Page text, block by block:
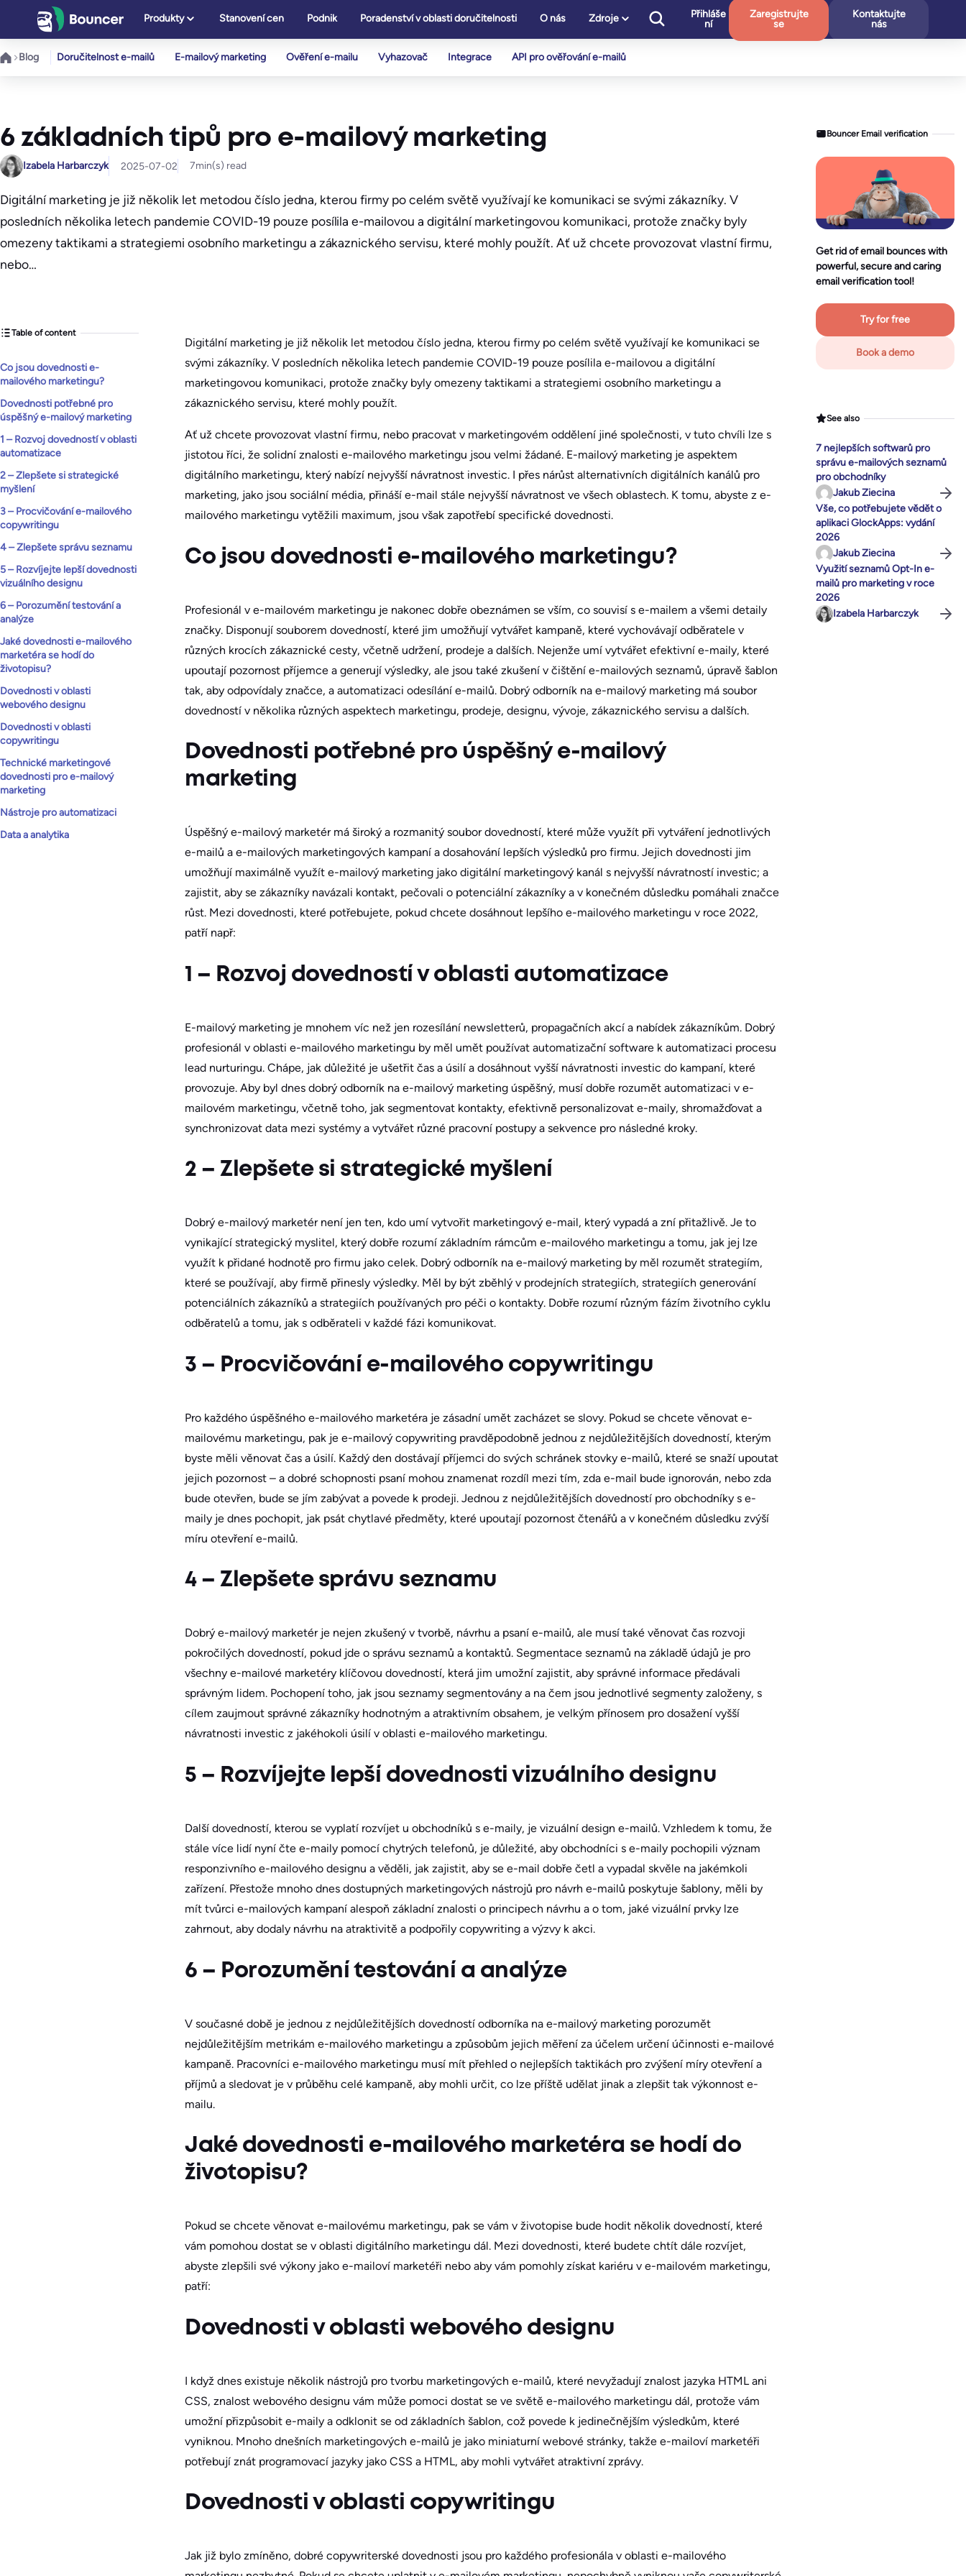
Přeskočit
obsah
Produkty Stanovení cen Podnik Poradenství v oblasti doručitelnosti O nás Zdroje
Přihláše
ní
Zaregistrujte
se
Kontaktujte
nás
Blog Doručitelnost e-mailů E-mailový marketing Ověření e-mailu Vyhazovač Integrace API pro ověřování e-mailů
6 základních tipů pro e-mailový marketing
Izabela Harbarczyk 2025-07-02 7min(s) read
Digitální marketing je již několik let metodou číslo jedna, kterou firmy po celém světě využívají ke komunikaci se svými zákazníky. V
posledních několika letech pandemie COVID-19 pouze posílila e-mailovou a digitální marketingovou komunikaci, protože značky byly
omezeny taktikami a strategiemi osobního marketingu a zákaznického servisu, které mohly použít. Ať už chcete provozovat vlastní firmu,
nebo…
Table of content
Co jsou dovednosti e-
mailového marketingu?
Dovednosti potřebné pro
úspěšný e-mailový marketing
1 – Rozvoj dovedností v oblasti
automatizace
2 – Zlepšete si strategické
myšlení
3 – Procvičování e-mailového
copywritingu
4 – Zlepšete správu seznamu
5 – Rozvíjejte lepší dovednosti
vizuálního designu
6 – Porozumění testování a
analýze
Jaké dovednosti e-mailového
marketéra se hodí do
životopisu?
Dovednosti v oblasti
webového designu
Dovednosti v oblasti
copywritingu
Technické marketingové
dovednosti pro e-mailový
marketing
Nástroje pro automatizaci
Data a analytika
Digitální marketing je již několik let metodou číslo jedna, kterou firmy po celém světě využívají ke komunikaci se
svými zákazníky. V posledních několika letech pandemie COVID-19 pouze posílila e-mailovou a digitální
marketingovou komunikaci, protože značky byly omezeny taktikami a strategiemi osobního marketingu a
zákaznického servisu, které mohly použít.
Ať už chcete provozovat vlastní firmu, nebo pracovat v marketingovém oddělení jiné společnosti, v tuto chvíli lze s
jistotou říci, že solidní znalosti e-mailového marketingu jsou velmi žádané. E-mailový marketing je aspektem
digitálního marketingu, který nabízí nejvyšší návratnost investic. I přes nárůst alternativních digitálních kanálů pro
marketing, jako jsou sociální média, přináší e-mail stále nejvyšší návratnost ve všech oblastech. K tomu, abyste z e-
mailového marketingu vytěžili maximum, jsou však zapotřebí specifické dovednosti.
Co jsou dovednosti e-mailového marketingu?
Profesionál v e-mailovém marketingu je nakonec dobře obeznámen se vším, co souvisí s e-mailem a všemi detaily
značky. Disponují souborem dovedností, které jim umožňují vytvářet kampaně, které vychovávají odběratele v
různých krocích zákaznické cesty, včetně udržení, prodeje a dalších. Nejenže umí vytvářet efektivní e-maily, které
upoutají pozornost příjemce a generují výsledky, ale jsou také zkušení v čištění e-mailových seznamů, úpravě šablon
tak, aby odpovídaly značce, a automatizaci odesílání e-mailů. Dobrý odborník na e-mailový marketing má soubor
dovedností v několika různých aspektech marketingu, prodeje, designu, vývoje, zákaznického servisu a dalších.
Dovednosti potřebné pro úspěšný e-mailový
marketing
Úspěšný e-mailový marketér má široký a rozmanitý soubor dovedností, které může využít při vytváření jednotlivých
e-mailů a e-mailových marketingových kampaní a dosahování lepších výsledků pro firmu. Jejich dovednosti jim
umožňují maximálně využít e-mailový marketing jako digitální marketingový kanál s nejvyšší návratností investic; a
zajistit, aby se zákazníky navázali kontakt, pečovali o potenciální zákazníky a v konečném důsledku pomáhali značce
růst. Mezi dovednosti, které potřebujete, pokud chcete dosáhnout lepšího e-mailového marketingu v roce 2022,
patří např:
1 – Rozvoj dovedností v oblasti automatizace
E-mailový marketing je mnohem víc než jen rozesílání newsletterů, propagačních akcí a nabídek zákazníkům. Dobrý
profesionál v oblasti e-mailového marketingu by měl umět používat automatizační software k automatizaci procesu
lead nurturingu. Chápe, jak důležité je ušetřit čas a úsilí a dosáhnout vyšší návratnosti investic do kampaní, které
provozuje. Aby byl dnes dobrý odborník na e-mailový marketing úspěšný, musí dobře rozumět automatizaci v e-
mailovém marketingu, včetně toho, jak segmentovat kontakty, efektivně personalizovat e-maily, shromažďovat a
synchronizovat data mezi systémy a vytvářet různé pracovní postupy a sekvence pro následné kroky.
2 – Zlepšete si strategické myšlení
Dobrý e-mailový marketér není jen ten, kdo umí vytvořit marketingový e-mail, který vypadá a zní přitažlivě. Je to
vynikající strategický myslitel, který dobře rozumí základním rámcům e-mailového marketingu a tomu, jak jej lze
využít k přidané hodnotě pro firmu jako celek. Dobrý odborník na e-mailový marketing by měl rozumět strategiím,
které se používají, aby firmě přinesly výsledky. Měl by být zběhlý v prodejních strategiích, strategiích generování
potenciálních zákazníků a strategiích používaných pro péči o kontakty. Dobře rozumí různým fázím životního cyklu
odběratelů a tomu, jak s odběrateli v každé fázi komunikovat.
3 – Procvičování e-mailového copywritingu
Pro každého úspěšného e-mailového marketéra je zásadní umět zacházet se slovy. Pokud se chcete věnovat e-
mailovému marketingu, pak je e-mailový copywriting pravděpodobně jednou z nejdůležitějších dovedností, kterým
byste měli věnovat čas a úsilí. Každý den dostávají příjemci do svých schránek stovky e-mailů, které se snaží upoutat
jejich pozornost – a dobré schopnosti psaní mohou znamenat rozdíl mezi tím, zda e-mail bude ignorován, nebo zda
bude otevřen, bude se jím zabývat a povede k prodeji. Jednou z nejdůležitějších dovedností pro obchodníky s e-
maily je dnes pochopit, jak psát chytlavé předměty, které upoutají pozornost čtenářů a v konečném důsledku zvýší
míru otevření e-mailů.
4 – Zlepšete správu seznamu
Dobrý e-mailový marketér je nejen zkušený v tvorbě, návrhu a psaní e-mailů, ale musí také věnovat čas rozvoji
pokročilých dovedností, pokud jde o správu seznamů a kontaktů. Segmentace seznamů na základě údajů je pro
všechny e-mailové marketéry klíčovou dovedností, která jim umožní zajistit, aby správné informace předávali
správným lidem. Pochopení toho, jak jsou seznamy segmentovány a na čem jsou jednotlivé segmenty založeny, s
cílem zaujmout správné zákazníky hodnotným a atraktivním obsahem, je velkým přínosem pro dosažení vyšší
návratnosti investic z jakéhokoli úsilí v oblasti e-mailového marketingu.
5 – Rozvíjejte lepší dovednosti vizuálního designu
Další dovedností, kterou se vyplatí rozvíjet u obchodníků s e-maily, je vizuální design e-mailů. Vzhledem k tomu, že
stále více lidí nyní čte e-maily pomocí chytrých telefonů, je důležité, aby obchodníci s e-maily pochopili význam
responzivního e-mailového designu a věděli, jak zajistit, aby se e-mail dobře četl a vypadal skvěle na jakémkoli
zařízení. Přestože mnoho dnes dostupných marketingových nástrojů pro návrh e-mailů poskytuje šablony, měli by
mít tvůrci e-mailových kampaní alespoň základní znalosti o principech návrhu a o tom, jaké vizuální prvky lze
zahrnout, aby dodaly návrhu na atraktivitě a podpořily copywriting a výzvy k akci.
6 – Porozumění testování a analýze
V současné době je jednou z nejdůležitějších dovedností odborníka na e-mailový marketing porozumět
nejdůležitějším metrikám e-mailového marketingu a způsobům jejich měření za účelem určení účinnosti e-mailové
kampaně. Pracovníci e-mailového marketingu musí mít přehled o nejlepších taktikách pro zvýšení míry otevření a
příjmů a sledovat je v průběhu celé kampaně, aby mohli určit, co lze příště udělat jinak a zlepšit tak výkonnost e-
mailu.
Jaké dovednosti e-mailového marketéra se hodí do
životopisu?
Pokud se chcete věnovat e-mailovému marketingu, pak se vám v životopise bude hodit několik dovedností, které
vám pomohou dostat se v oblasti digitálního marketingu dál. Mezi dovednosti, které budete chtít dále rozvíjet,
abyste zlepšili své výkony jako e-mailoví marketéři nebo aby vám pomohly získat kariéru v e-mailovém marketingu,
patří:
Dovednosti v oblasti webového designu
I když dnes existuje několik nástrojů pro tvorbu marketingových e-mailů, které nevyžadují znalost jazyka HTML ani
CSS, znalost webového designu vám může pomoci dostat se ve světě e-mailového marketingu dál, protože vám
umožní přizpůsobit e-maily a odklonit se od základních šablon, což povede k jedinečnějším výsledkům, které
vyniknou. Mnoho dnešních marketingových e-mailů je jako miniaturní webové stránky, takže e-mailoví marketéři
potřebují znát programovací jazyky jako CSS a HTML, aby mohli vytvářet atraktivní zprávy.
Dovednosti v oblasti copywritingu
Jak již bylo zmíněno, dobré copywriterské dovednosti jsou pro každého profesionála v oblasti e-mailového
Bouncer Email verification
Get rid of email bounces with
powerful, secure and caring
email verification tool!
Try for free
Book a demo
See also
7 nejlepších softwarů pro
správu e-mailových seznamů
pro obchodníky
Jakub Ziecina
Vše, co potřebujete vědět o
aplikaci GlockApps: vydání
2026
Jakub Ziecina
Využití seznamů Opt-In e-
mailů pro marketing v roce
2026
Izabela Harbarczyk